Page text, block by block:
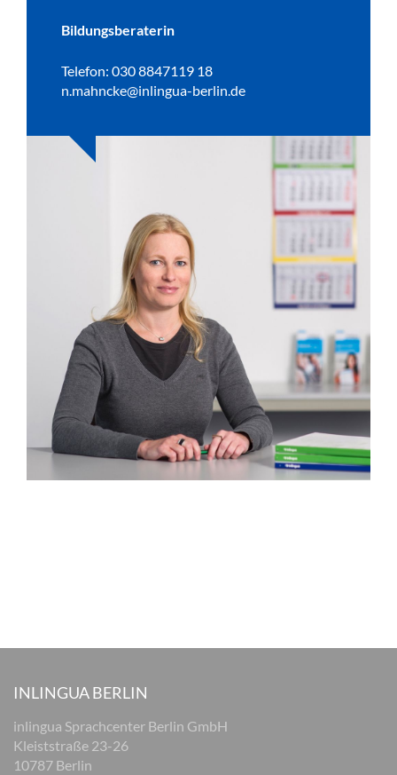
Bildungsberaterin
Telefon: 030 8847119 18
n.mahncke@inlingua-berlin.de
INLINGUA BERLIN
inlingua Sprachcenter Berlin GmbH
Kleiststraße 23-26
10787 Berlin